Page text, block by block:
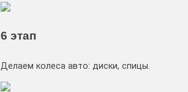
6 этап
Делаем колеса авто: диски, спицы.